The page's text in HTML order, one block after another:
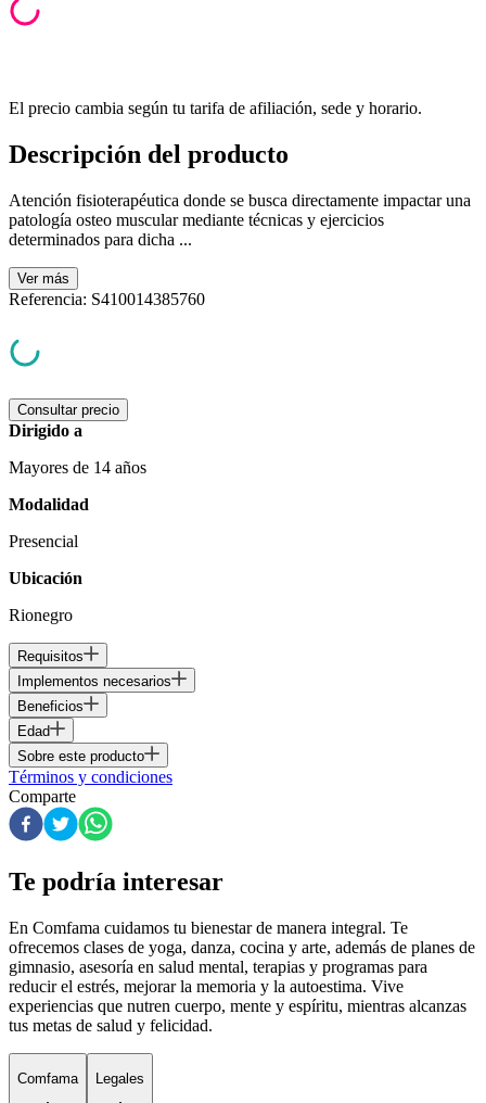
El precio cambia según tu tarifa de afiliación, sede y horario.
Descripción del producto
Atención fisioterapéutica donde se busca directamente impactar una
patología osteo muscular mediante técnicas y ejercicios
determinados para dicha ...
Ver más
Referencia: S410014385760
Consultar precio
Dirigido a
Mayores de 14 años
Modalidad
Presencial
Ubicación
Rionegro
Requisitos
Implementos necesarios
Beneficios
Edad
Sobre este producto
Términos y condiciones
Comparte
Te podría interesar
En Comfama cuidamos tu bienestar de manera integral. Te
ofrecemos clases de yoga, danza, cocina y arte, además de planes de
gimnasio, asesoría en salud mental, terapias y programas para
reducir el estrés, mejorar la memoria y la autoestima. Vive
experiencias que nutren cuerpo, mente y espíritu, mientras alcanzas
tus metas de salud y felicidad.
Comfama Legales